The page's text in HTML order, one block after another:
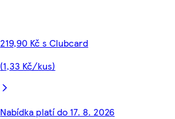
219,90 Kč s Clubcard
(1,33 Kč/kus)
Nabídka platí do 17. 8. 2026